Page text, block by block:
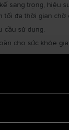
sang trọng, hiệu
tối đa thời gian chờ
cầu sử dụng.
cho sức khỏe
trình sử dụng.